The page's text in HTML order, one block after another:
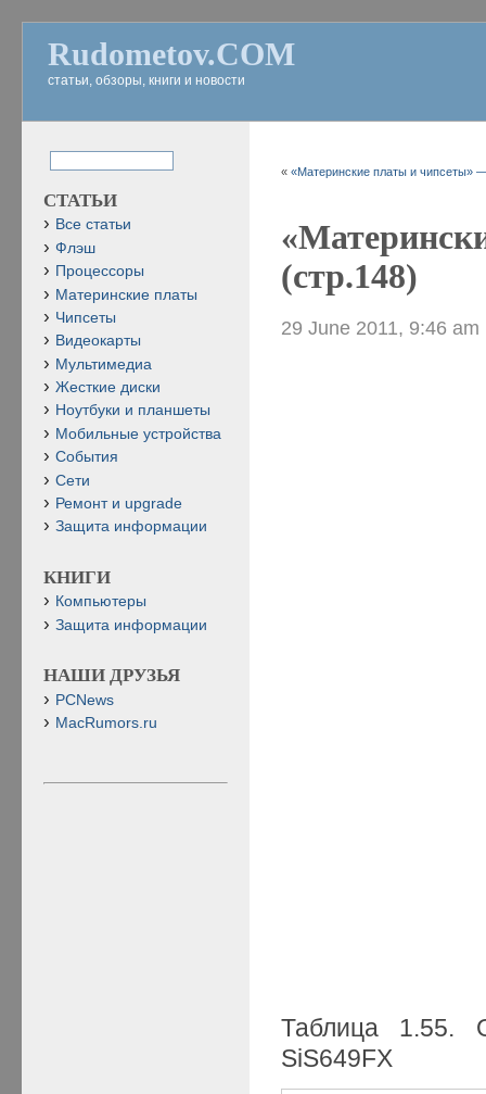
Rudometov.COM
статьи, обзоры, книги и новости
««Материнские платы и чипсеты»
(стр.148)
29 June 2011, 9:46 am
Таблица 1.55.
SiS649FX
СТАТЬИ
Все статьи
Флэш
Процессоры
Материнские платы
Чипсеты
Видеокарты
Мультимедиа
Жесткие диски
Ноутбуки и планшеты
Мобильные устройства
События
Сети
Ремонт и upgrade
Защита информации
КНИГИ
Компьютеры
Защита информации
НАШИ ДРУЗЬЯ
PCNews
MacRumors.ru